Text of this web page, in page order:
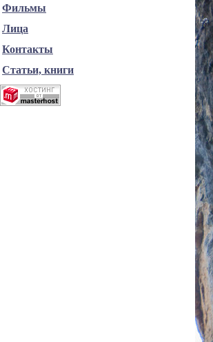
Фильмы
Лица
Контакты
Статьи, книги